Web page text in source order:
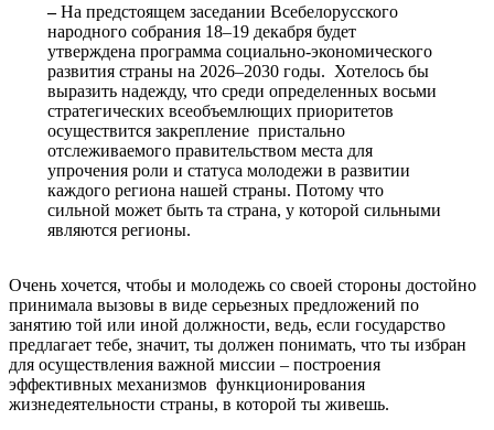
–На предстоящем заседании Всебелорусского
народного собрания 18–19 декабря будет
утверждена программа социально-экономического
развития страны на 2026–2030 годы. Хотелось бы
выразить надежду, что среди определенных восьми
стратегических всеобъемлющих приоритетов
осуществится закрепление пристально
отслеживаемого правительством места для
упрочения роли и статуса молодежи в развитии
каждого региона нашей страны. Потому что
сильной может быть та страна, у которой сильными
являются регионы.
Очень хочется, чтобы и молодежь со своей стороны достойно
принимала вызовы в виде серьезных предложений по
занятию той или иной должности, ведь, если государство
предлагает тебе, значит, ты должен понимать, что ты избран
для осуществления важной миссии – построения
эффективных механизмов функционирования
жизнедеятельности страны, в которой ты живешь.